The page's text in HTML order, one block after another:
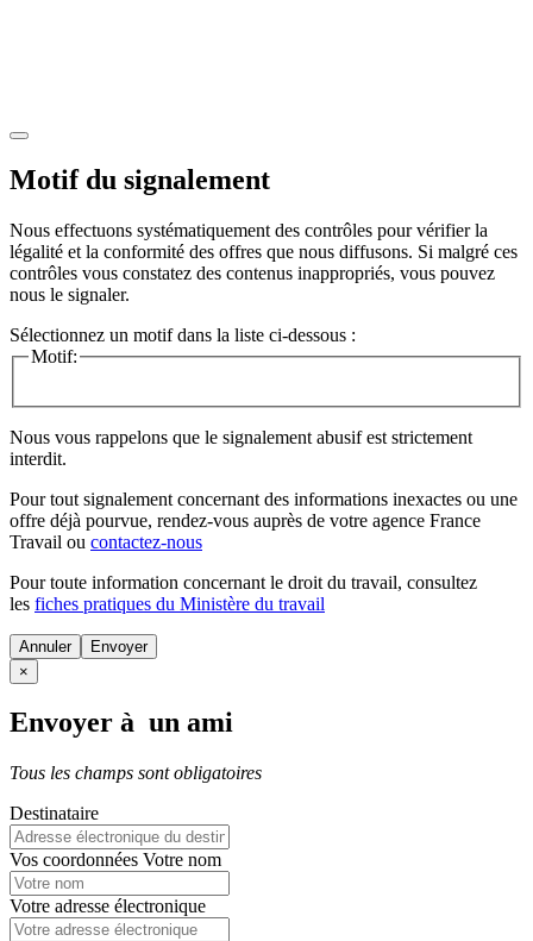
Motif du signalement
Nous effectuons systématiquement des contrôles pour vérifier la
légalité et la conformité des offres que nous diffusons. Si malgré ces
contrôles vous constatez des contenus inappropriés, vous pouvez
nous le signaler.
Sélectionnez un motif dans la liste ci-dessous :
Motif:
Nous vous rappelons que le signalement abusif est strictement
interdit.
Pour tout signalement concernant des informations inexactes ou une
offre déjà pourvue, rendez-vous auprès de votre agence France
Travail ou contactez-nous
Pour toute information concernant le droit du travail, consultez
les fiches pratiques du Ministère du travail
Annuler
×
Envoyer à un ami
Tous les champs sont obligatoires
Destinataire
Vos coordonnées Votre nom
Votre adresse électronique